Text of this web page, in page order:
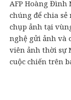
AFP Hoàng Đình
chúng để chia
chụp ảnh tại
nghệ gửi ảnh và
viên ảnh thời sự
cuộc chiến trên